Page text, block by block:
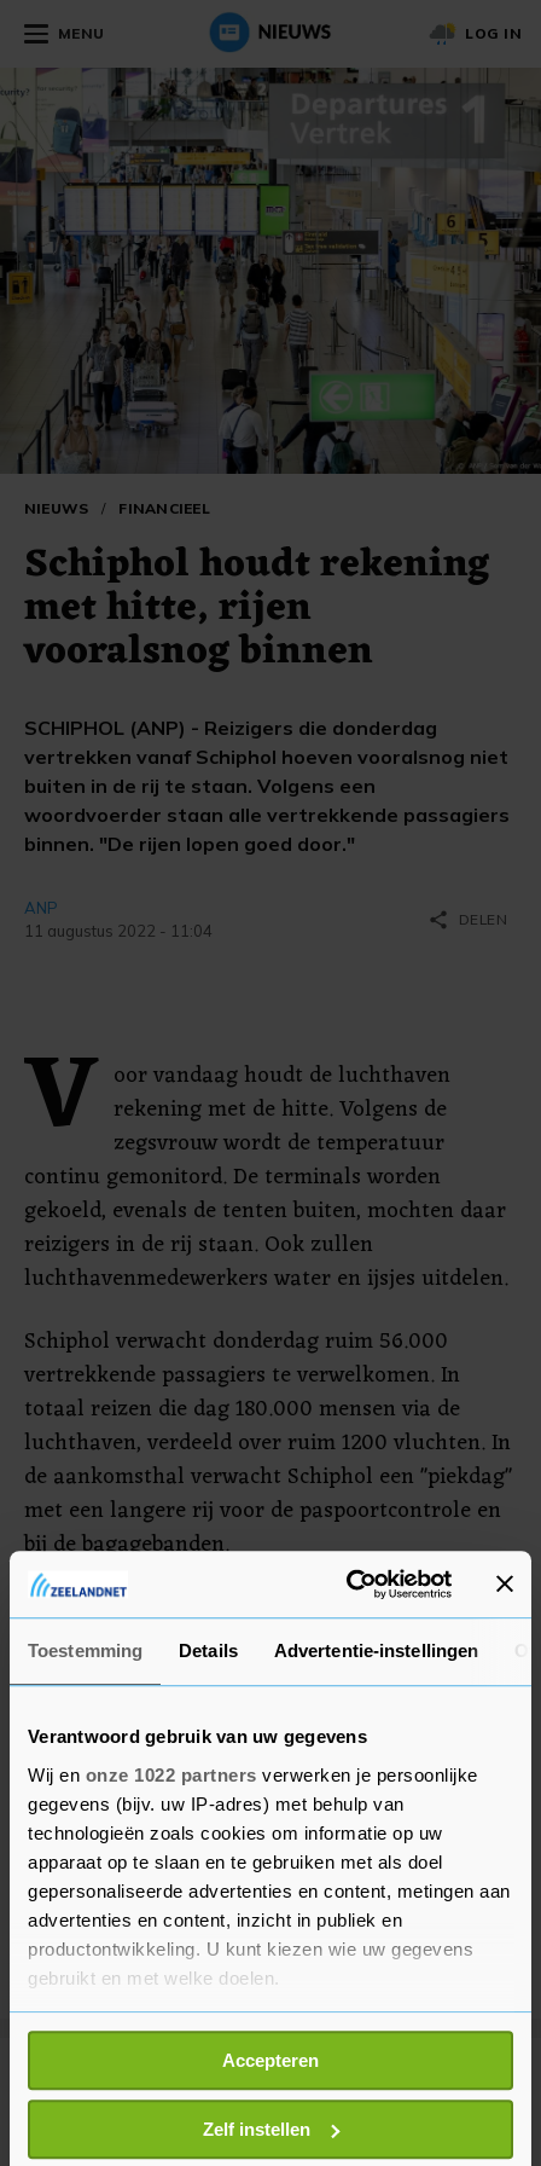
Toestemming Details Advertentie-instellingen
Verantwoord gebruik van uw gegevens
Wij en onze 1022 partners verwerken je persoonlijke
gegevens (bijv. uw IP-adres) met behulp van
technologieën zoals cookies om informatie op uw
apparaat op te slaan en te gebruiken met als doel
gepersonaliseerde advertenties en content, metingen aan
advertenties en content, inzicht in publiek en
productontwikkeling. U kunt kiezen wie uw gegevens
gebruikt en met welke doelen.
Als u het toestaat, willen we ook graag:
Informatie verzamelen over uw geografische
locatie, die tot een paar meter nauwkeurig kan zijn
Uw apparaat identificeren door het actief te
scannen op specifieke eigenschappen (fingerprinting)
Accepteren
Zelf instellen
MENU LOG IN
NIEUWS / FINANCIEEL
Schiphol houdt rekening
met hitte, rijen
vooralsnog binnen
SCHIPHOL (ANP) - Reizigers die donderdag
vertrekken vanaf Schiphol hoeven vooralsnog niet
buiten in de rij te staan. Volgens een
woordvoerder staan alle vertrekkende passagiers
binnen. "De rijen lopen goed door."
ANP
11 augustus 2022 - 11:04
share DELEN
V oor vandaag houdt de luchthaven
rekening met de hitte. Volgens de
zegsvrouw wordt de temperatuur
continu gemonitord. De terminals worden
gekoeld, evenals de tenten buiten, mochten daar
reizigers in de rij staan. Ook zullen
luchthavenmedewerkers water en ijsjes uitdelen.
Schiphol verwacht donderdag ruim 56.000
vertrekkende passagiers te verwelkomen. In
totaal reizen die dag 180.000 mensen via de
luchthaven, verdeeld over ruim 1200 vluchten. In
de aankomsthal verwacht Schiphol een "piekdag"
met een langere rij voor de paspoortcontrole en
bij de bagagebanden.
Meer uit Financieel